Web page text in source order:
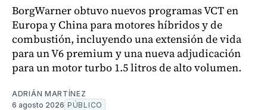
BorgWarner obtuvo nuevos programas VCT en
Europa y China para motores híbridos y de
combustión, incluyendo una extensión de vida
para un V6 premium y una nueva adjudicación
para un motor turbo 1.5 litros de alto volumen.
ADRIÁN MARTÍNEZ
6 agosto 2026 PÚBLICO